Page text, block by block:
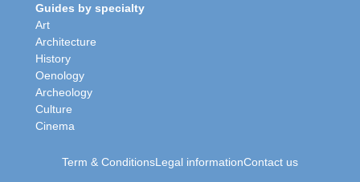
Guides by specialty
Art
Architecture
History
Oenology
Archeology
Culture
Cinema
Term & ConditionsLegal informationContact us